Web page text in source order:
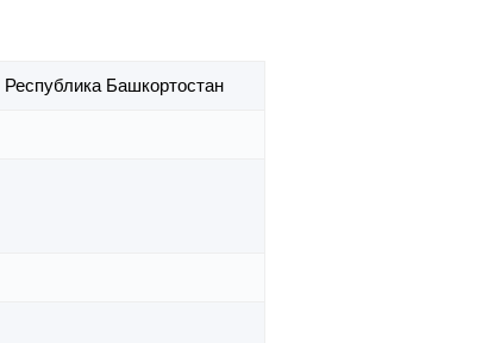
Республика Башкортостан